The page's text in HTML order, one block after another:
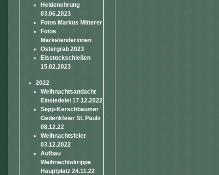
Heldenehrung
03.06.2023
Fotos Markus Mitterer
Fotos
Marketenderinnen
Ostergrab 2023
Eisstockschießen
15.02.2023
2022
Weihnachtsandacht
Einsiedelei 17.12.2022
Sepp-Kerschbaumer
Gedenkfeier St. Pauls
08.12.22
Weihnachtsfeier
03.12.2022
Aufbau
Weihnachtskrippe
Hauptplatz 24.11.22